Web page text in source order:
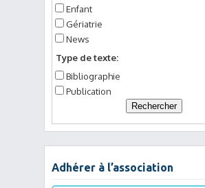
Enfant
Gériatrie
News
Type de texte:
Bibliographie
Publication
Adhérer à l’association